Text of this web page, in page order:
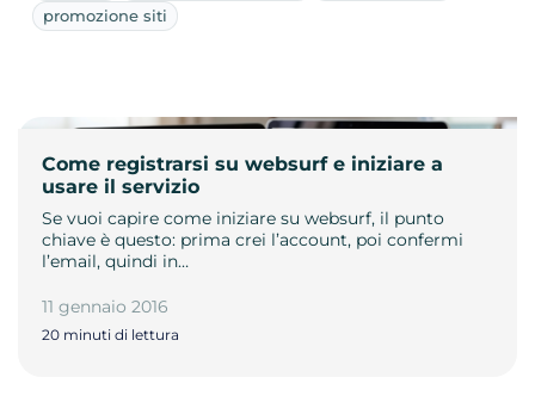
promozione siti
Come registrarsi su websurf e iniziare a
usare il servizio
Se vuoi capire come iniziare su websurf, il punto
chiave è questo: prima crei l’account, poi confermi
l’email, quindi in…
11 gennaio 2016
20 minuti di lettura